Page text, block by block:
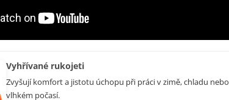
Vyhřívané rukojeti
Zvyšují komfort a jistotu úchopu při práci v zimě, chladu nebo
vlhkém počasí.